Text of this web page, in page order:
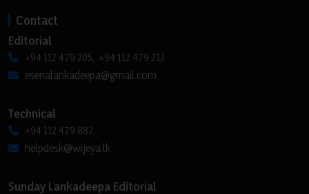
Contact
Editorial
+94 112 479 205, +94 112 479 212
esenalankadeepa@gmail.com
Technical
+94 112 479 882
helpdesk@wijeya.lk
Sunday Lankadeepa Editorial